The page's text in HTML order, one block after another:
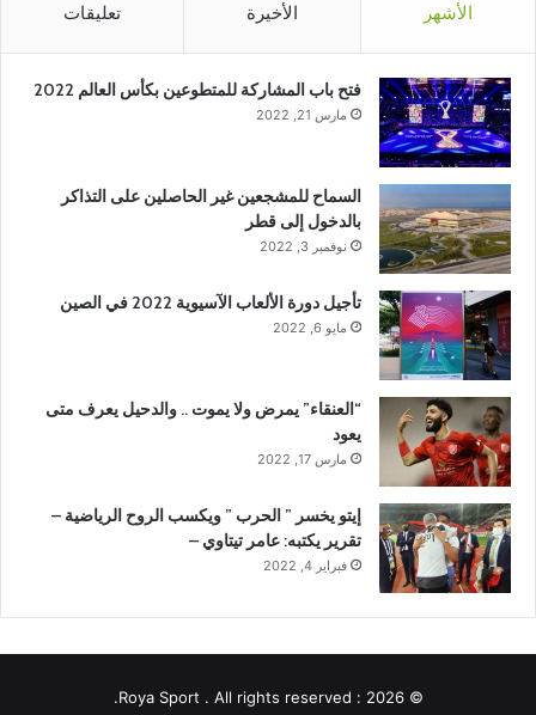
الأشهر الأخيرة تعليقات
فتح باب المشاركة للمتطوعين بكأس العالم 2022
مارس 21, 2022
السماح للمشجعين غير الحاصلين على التذاكر
بالدخول إلى قطر
نوفمبر 3, 2022
تأجيل دورة الألعاب الآسيوية 2022 في الصين
مايو 6, 2022
“العنقاء” يمرض ولا يموت .. والدحيل يعرف متى
يعود
مارس 17, 2022
إيتو يخسر ” الحرب ” ويكسب الروح الرياضية –
تقرير يكتبه: عامر تيتاوي –
فبراير 4, 2022
© 2026 : Roya Sport . All rights reserved.